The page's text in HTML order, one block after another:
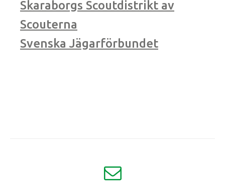
Skaraborgs Scoutdistrikt av
Scouterna
Svenska Jägarförbundet